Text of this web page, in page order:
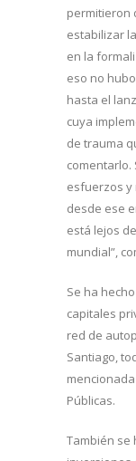
permitieron
estabilizar
en la
eso no
hasta el
cuya
de trauma
comentarlo.
esfuerzos y
desde ese
está lejos
mundial”,
Se ha
capitales
red de
Santiago,
Públicas.
También se